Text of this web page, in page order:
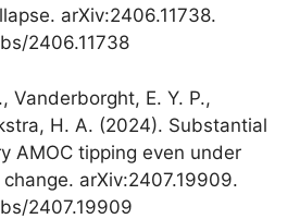
arXiv:2406.11738.
2406.11738
Vanderborght, E. Y. P.,
H. A. (2024). Substantial
AMOC tipping even under
arXiv:2407.19909.
2407.19909